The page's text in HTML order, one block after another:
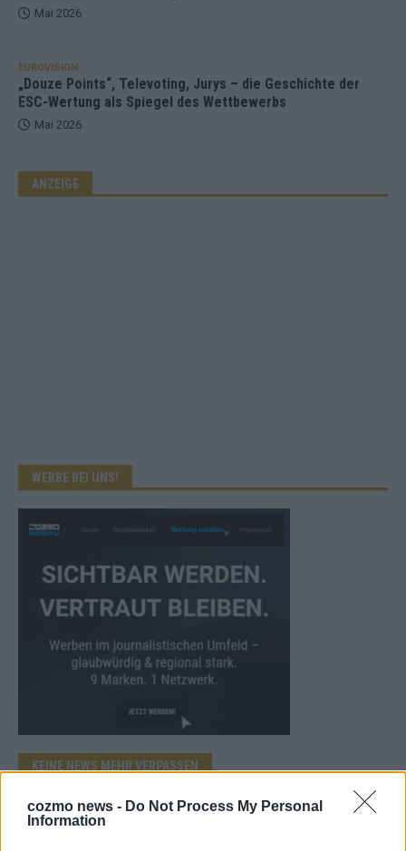
cozmo news - Do Not Process My Personal
Information
Mai 2026
EUROVISION
„Douze Points“, Televoting, Jurys – die Geschichte der
ESC-Wertung als Spiegel des Wettbewerbs
Mai 2026
ANZEIGE
WERBE BEI UNS!
KEINE NEWS MEHR VERPASSEN